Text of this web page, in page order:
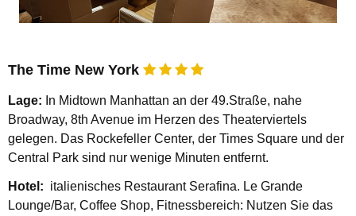
The Time New York
Lage: In Midtown Manhattan an der 49.Straße, nahe
Broadway, 8th Avenue im Herzen des Theaterviertels
gelegen. Das Rockefeller Center, der Times Square und der
Central Park sind nur wenige Minuten entfernt.
Hotel: italienisches Restaurant Serafina. Le Grande
Lounge/Bar, Coffee Shop, Fitnessbereich: Nutzen Sie das